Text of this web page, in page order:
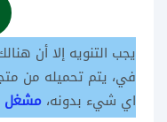
يجب التنويه إلا أن
في، يتم تحميله من
اي شيء بدونه، مشغل